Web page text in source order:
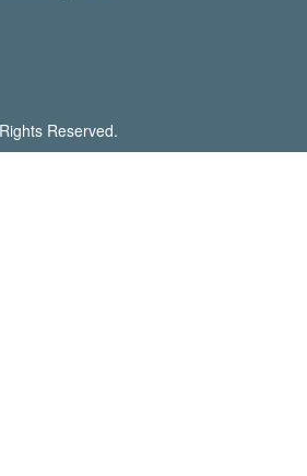
Reserved.